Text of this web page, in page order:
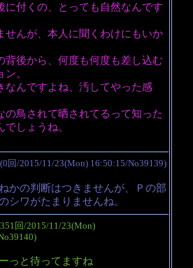
に付くの、とっても自然なんです
せんが、本人に聞くわけにもいか
背後から、何度も何度も差し込む
。
なんですよね、汚してやった感
の鳥されて晒されてるって知った
でしょうね。
(0回/2015/11/23(Mon) 16:50:15/No39139)
かの判断はつきませんが、Ｐの部
シワがたまりませんね。
回/2015/11/23(Mon)
っと待ってますね